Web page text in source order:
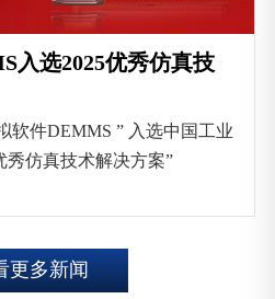
入选2025优秀仿真技
软件DEMMS ” 入选中国工业
秀仿真技术解决方案”
更多新闻